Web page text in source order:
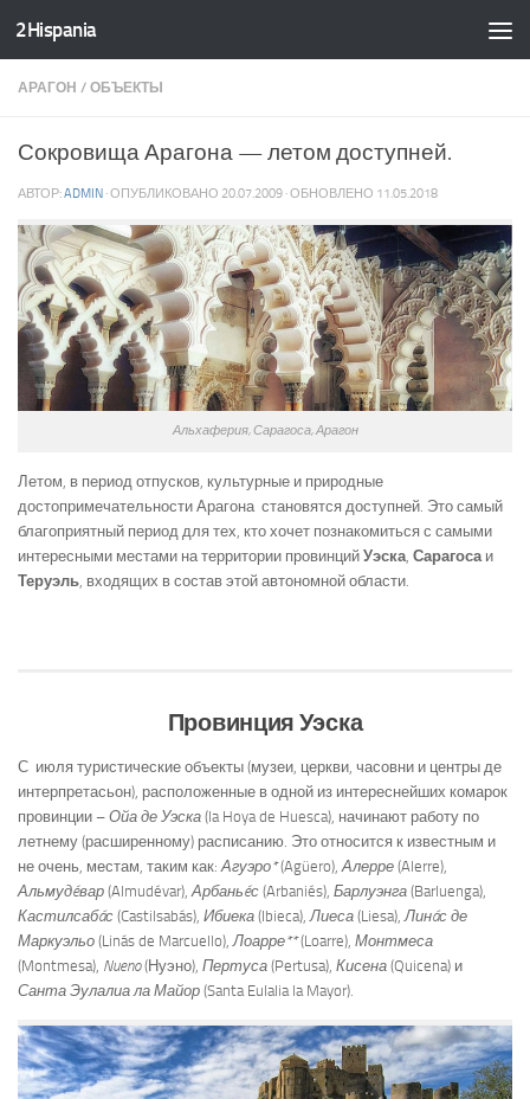
Skip to content
2Hispania
АРАГОН / ОБЪЕКТЫ
Сокровища Арагона — летом доступней.
АВТОР:ADMIN · ОПУБЛИКОВАНО 20.07.2009 · ОБНОВЛЕНО 11.05.2018
Альхаферия, Сарагоса, Арагон
Летом, в период отпусков, культурные и природные
достопримечательности Арагона становятся доступней. Это самый
благоприятный период для тех, кто хочет познакомиться с самыми
интересными местами на территории провинций Уэска, Сарагосаи
Теруэль, входящих в состав этой автономной области.
Провинция Уэска
С июля туристические объекты (музеи, церкви, часовни и центры де
интерпретасьон), расположенные в одной из интереснейших комарок
провинции – Ойа де Уэска (la Hoya de Huesca), начинают работу по
летнему (расширенному) расписанию. Это относится к известным и
не очень, местам, таким как:Агуэро*(Agüero),Алерре (Alerre),
Альмудéвар (Almudévar),Арбаньéс (Arbaniés), Барлуэнга (Barluenga),
Кастилсабáс (Castilsabás), Ибиека (Ibieca),Лиеса (Liesa),Линáс де
Маркуэльо (Linás de Marcuello),Лоарре**(Loarre), Монтмеса
(Montmesa), Nueno(Нуэно), Пертуса (Pertusa), Кисена (Quicena) и
Санта Эулалиа ла Майор (Santa Eulalia la Mayor).